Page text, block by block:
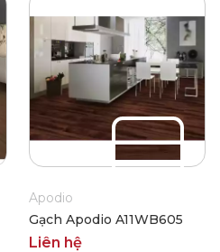
Apodio
Gạch Apodio A11WB605
Liên hệ